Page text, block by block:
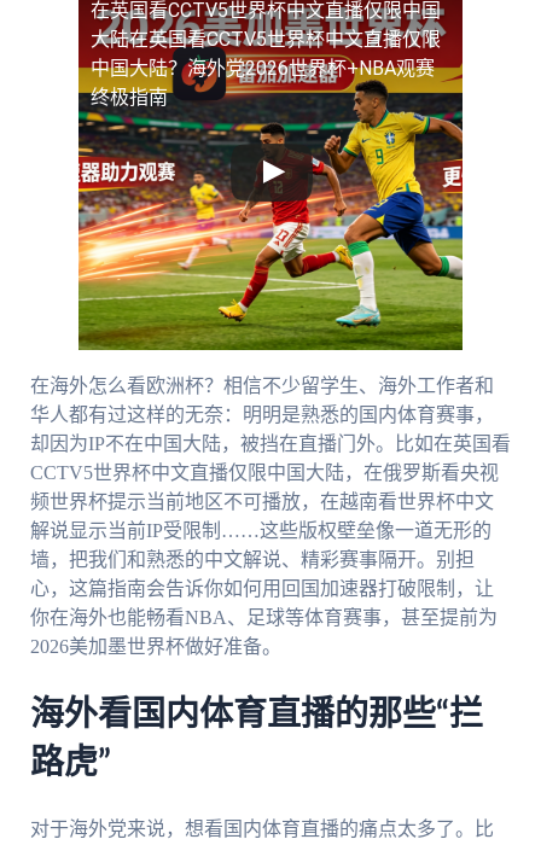
在英国看CCTV5世界杯中文直播仅限中国
大陆在英国看CCTV5世界杯中文直播仅限
中国大陆？海外党2026世界杯+NBA观赛
终极指南
在海外怎么看欧洲杯？相信不少留学生、海外工作者和
华人都有过这样的无奈：明明是熟悉的国内体育赛事，
却因为IP不在中国大陆，被挡在直播门外。比如在英国看
CCTV5世界杯中文直播仅限中国大陆，在俄罗斯看央视
频世界杯提示当前地区不可播放，在越南看世界杯中文
解说显示当前IP受限制……这些版权壁垒像一道无形的
墙，把我们和熟悉的中文解说、精彩赛事隔开。别担
心，这篇指南会告诉你如何用回国加速器打破限制，让
你在海外也能畅看NBA、足球等体育赛事，甚至提前为
2026美加墨世界杯做好准备。
海外看国内体育直播的那些“拦
路虎”
对于海外党来说，想看国内体育直播的痛点太多了。比